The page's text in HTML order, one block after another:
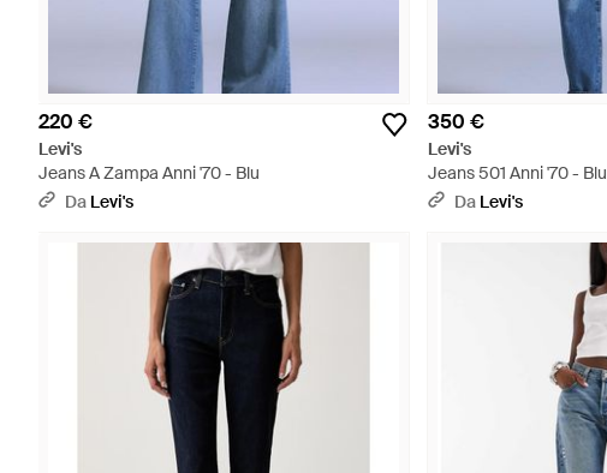
220 €
Levi's
Jeans A Zampa Anni '70 - Blu
Da Levi's
350 €
Levi's
Jeans 501 Anni '70 - Blu
Da Levi's